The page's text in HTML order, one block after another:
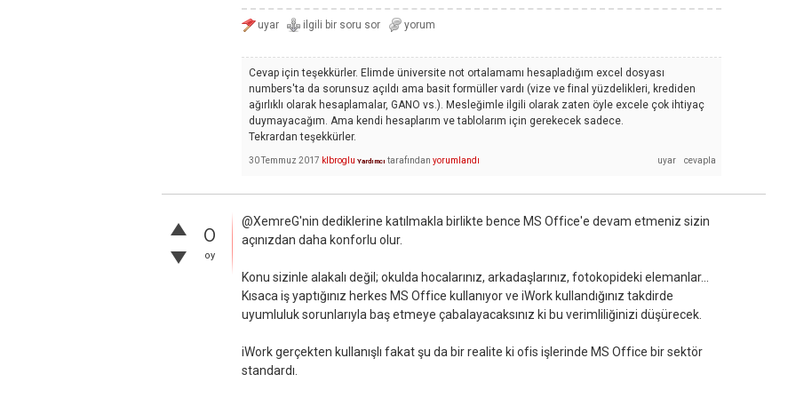
Cevap için teşekkürler. Elimde üniversite not ortalamamı hesapladığım excel dosyası
numbers'ta da sorunsuz açıldı ama basit formüller vardı (vize ve final yüzdelikleri, krediden
ağırlıklı olarak hesaplamalar, GANO vs.). Mesleğimle ilgili olarak zaten öyle excele çok ihtiyaç
duymayacağım. Ama kendi hesaplarım ve tablolarım için gerekecek sadece.
Tekrardan teşekkürler.
30 Temmuz 2017 klbroglu Yardımcı tarafından yorumlandı
0
oy
@XemreG'nin dediklerine katılmakla birlikte bence MS Office'e devam etmeniz sizin
açınızdan daha konforlu olur.
Konu sizinle alakalı değil; okulda hocalarınız, arkadaşlarınız, fotokopideki elemanlar...
Kısaca iş yaptığınız herkes MS Office kullanıyor ve iWork kullandığınız takdirde
uyumluluk sorunlarıyla baş etmeye çabalayacaksınız ki bu verimliliğinizi düşürecek.
iWork gerçekten kullanışlı fakat şu da bir realite ki ofis işlerinde MS Office bir sektör
standardı.